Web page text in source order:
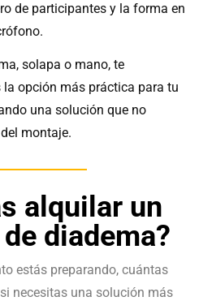
de participantes y la forma en
solapa o mano, te
opción más práctica para tu
una solución que no
montaje.
alquilar un
diadema?
estás preparando, cuántas
necesitas una solución más